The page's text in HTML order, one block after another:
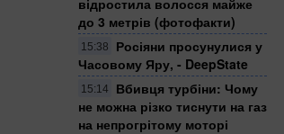
до 3 метрів (фотофакти)
15:38
Росіяни просунулися у
Часовому Яру, - DeepState
15:14
Вбивця турбіни: Чому
не можна різко тиснути на газ
на непрогрітому моторі